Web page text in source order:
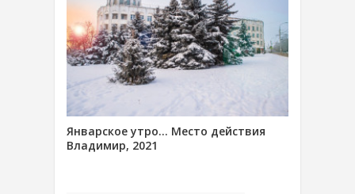
Январское утро… Место действия
Владимир, 2021